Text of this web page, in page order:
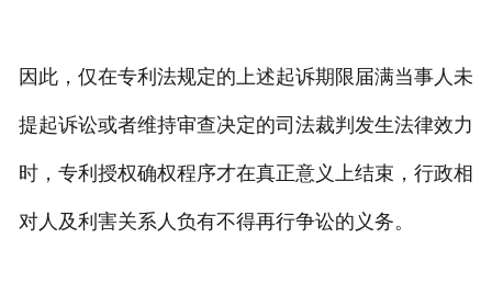
因此，仅在专利法规定的上述起诉期限届满当事人未
提起诉讼或者维持审查决定的司法裁判发生法律效力
时，专利授权确权程序才在真正意义上结束，行政相
对人及利害关系人负有不得再行争讼的义务。